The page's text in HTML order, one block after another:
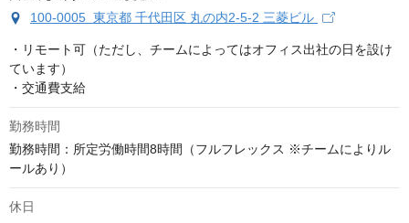
100-0005 東京都 千代田区 丸の内2-5-2 三菱ビル
・リモート可（ただし、チームによってはオフィス出社の日を設け
ています）
・交通費支給
勤務時間
勤務時間：所定労働時間8時間（フルフレックス ※チームによりル
ールあり）
休日